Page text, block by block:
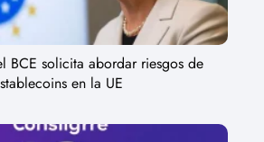
BCE solicita abordar riesgos de
stablecoins en la UE